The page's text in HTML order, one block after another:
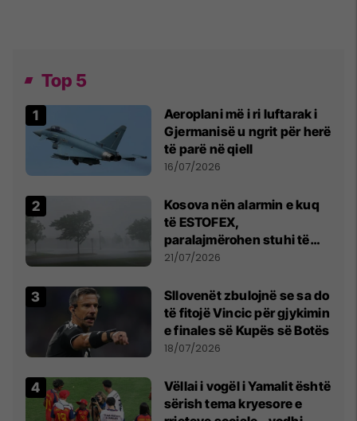
Top 5
Aeroplani më i ri luftarak i
Gjermanisë u ngrit për herë
të parë në qiell
16/07/2026
Kosova nën alarmin e kuq
të ESTOFEX,
paralajmërohen stuhi të
fuqishme me breshër dhe
21/07/2026
Sllovenët zbulojnë se sa do
të fitojë Vincic për gjykimin
e finales së Kupës së Botës
18/07/2026
Vëllai i vogël i Yamalit është
sërish tema kryesore e